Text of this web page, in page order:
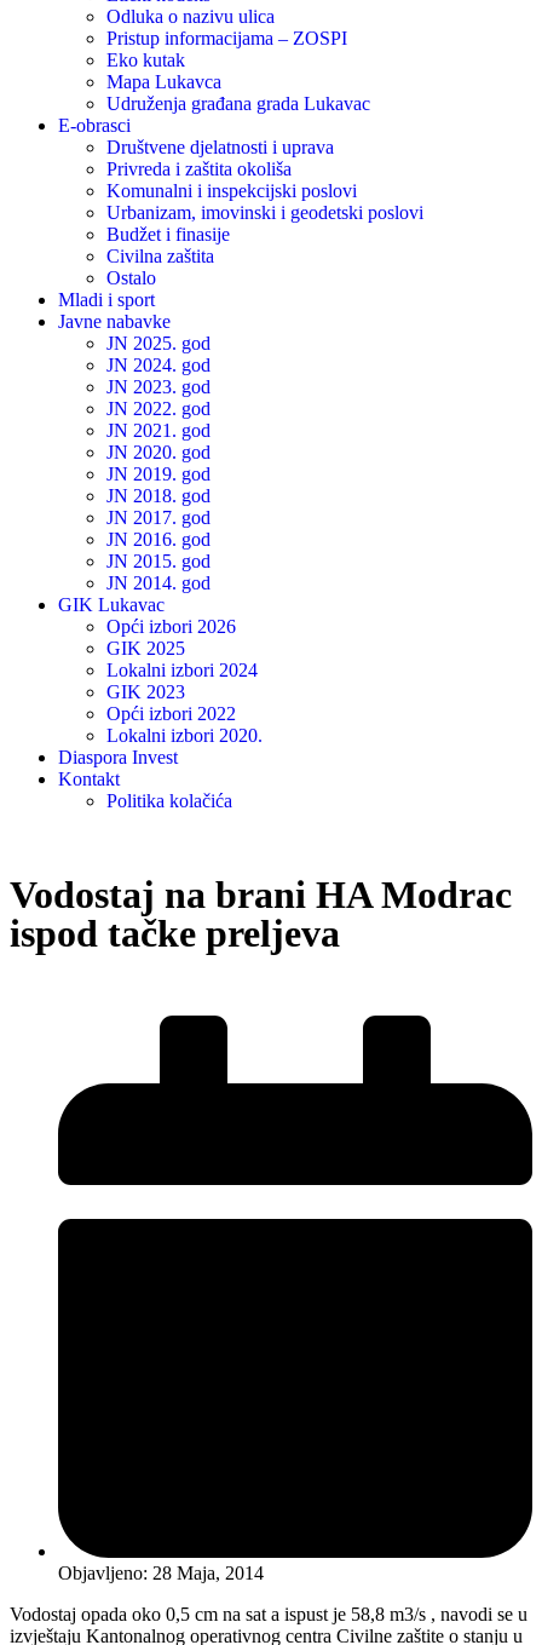
Odluka o nazivu ulica
Pristup informacijama – ZOSPI
Eko kutak
Mapa Lukavca
Udruženja građana grada Lukavac
E-obrasci
Društvene djelatnosti i uprava
Privreda i zaštita okoliša
Komunalni i inspekcijski poslovi
Urbanizam, imovinski i geodetski poslovi
Budžet i finasije
Civilna zaštita
Ostalo
Mladi i sport
Javne nabavke
JN 2025. god
JN 2024. god
JN 2023. god
JN 2022. god
JN 2021. god
JN 2020. god
JN 2019. god
JN 2018. god
JN 2017. god
JN 2016. god
JN 2015. god
JN 2014. god
GIK Lukavac
Opći izbori 2026
GIK 2025
Lokalni izbori 2024
GIK 2023
Opći izbori 2022
Lokalni izbori 2020.
Diaspora Invest
Kontakt
Politika kolačića
Vodostaj na brani HA Modrac
ispod tačke preljeva
Objavljeno: 28 Maja, 2014
Vodostaj opada oko 0,5 cm na sat a ispust je 58,8 m3/s , navodi se u
izvještaju Kantonalnog operativnog centra Civilne zaštite o stanju u